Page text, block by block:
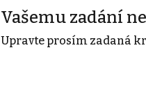
Vašemu zadání
Upravte prosím zadaná